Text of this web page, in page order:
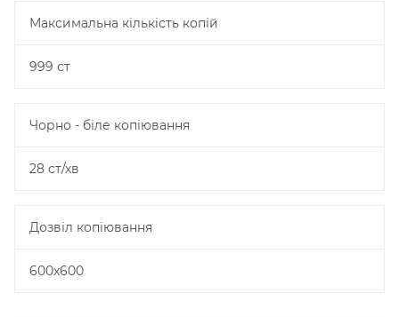
Максимальна кількість копій
999 ст
Чорно - біле копіювання
28 ст/хв
Дозвіл копіювання
600х600